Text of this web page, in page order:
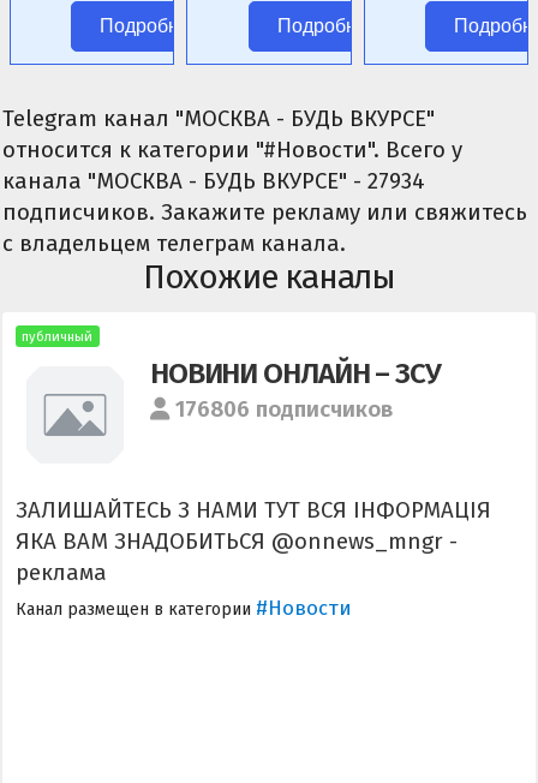
аниме без
цензуры.
Подробнее
фэнтези.
Подробнее
Telegram канал "МОСКВА - БУДЬ ВКУРСЕ"
относится к категории "#Новости". Всего у
канала "МОСКВА - БУДЬ ВКУРСЕ" - 27934
подписчиков. Закажите рекламу или свяжитесь
с владельцем телеграм канала.
Похожие каналы
публичный
НОВИНИ ОНЛАЙН – ЗСУ
176806 подписчиков
ЗАЛИШАЙТЕСЬ З НАМИ ТУТ ВСЯ ІНФОРМАЦІЯ
ЯКА ВАМ ЗНАДОБИТЬСЯ @onnews_mngr -
реклама
Канал размещен в категории #Новости